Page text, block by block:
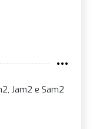
Jam2 e Sam2